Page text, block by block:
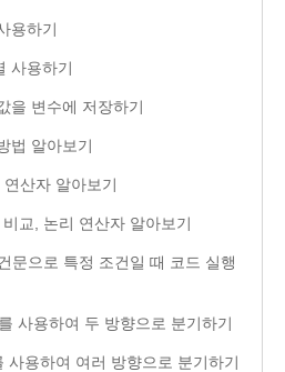
용하기
사용하기
을 변수에 저장하기
법 알아보기
산자 알아보기
교, 논리 연산자 알아보기
문으로 특정 조건일 때 코드 실행
사용하여 두 방향으로 분기하기
사용하여 여러 방향으로 분기하기